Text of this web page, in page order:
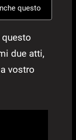
questo
due atti,
vostro